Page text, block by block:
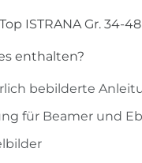
ISTRANA Gr. 34-48
enthalten?
bebilderte
für Beamer und